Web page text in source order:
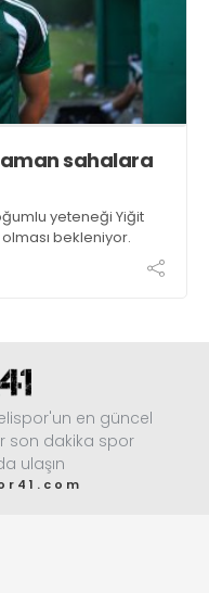
sahalara
yeteneği Yiğit
bekleniyor.
en güncel
son dakika spor
ulaşın